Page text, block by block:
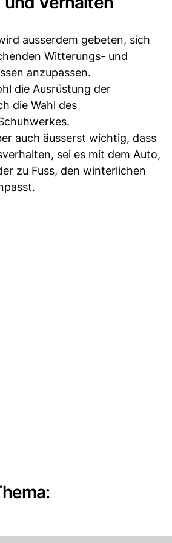
ausserdem gebeten, sich
Witterungs- und
anzupassen.
die Ausrüstung der
die Wahl des
auch äusserst wichtig, dass
sei es mit dem Auto,
zu Fuss, den winterlichen